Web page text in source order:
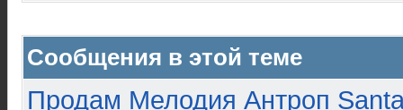
Сообщения в этой теме
Продам Мелодия Антроп